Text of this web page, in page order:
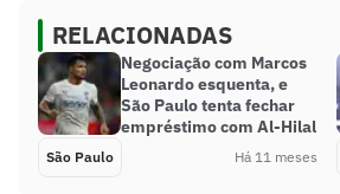
RELACIONADAS
Negociação com Marcos
Leonardo esquenta, e
São Paulo tenta fechar
empréstimo com Al-Hilal
São Paulo Há 11 meses